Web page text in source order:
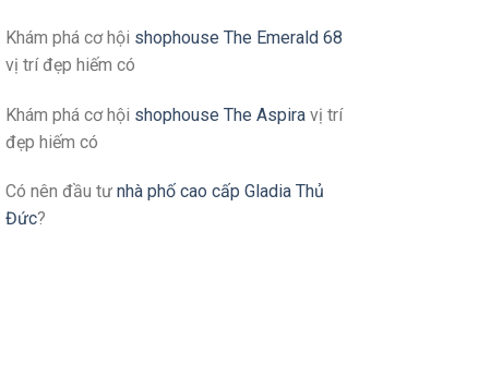
Khám phá cơ hội shophouse The Emerald 68
vị trí đẹp hiếm có
Khám phá cơ hội shophouse The Aspira vị trí
đẹp hiếm có
Có nên đầu tư nhà phố cao cấp Gladia Thủ
Đức?